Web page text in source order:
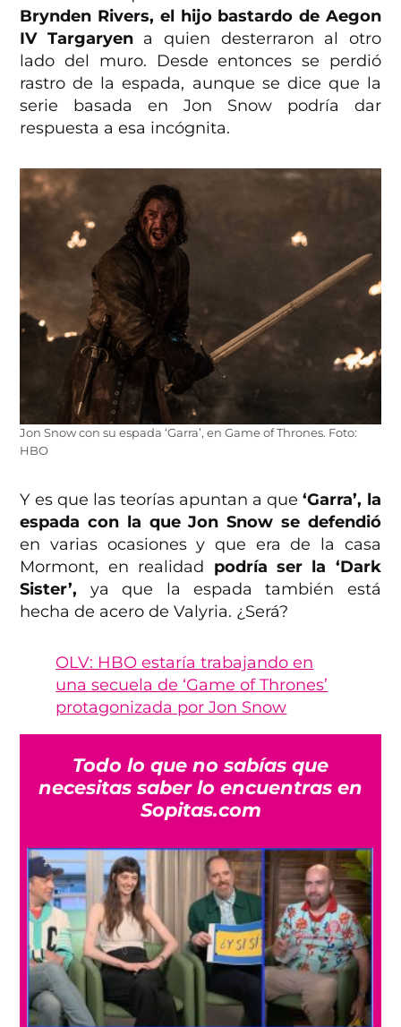
Brynden Rivers, el hijo bastardo de Aegon
IV Targaryena quien desterraron al otro
lado del muro. Desde entonces se perdió
rastro de la espada, aunque se dice que la
serie basada en Jon Snow podría dar
respuesta a esa incógnita.
Jon Snow con su espada ‘Garra’, en Game of Thrones. Foto:
HBO
Y es que las teorías apuntan a que‘Garra’, la
espada con la que Jon Snow se defendió
en varias ocasiones y que era de la casa
Mormont, en realidad podría ser la ‘Dark
Sister’, ya que la espada también está
hecha de acero de Valyria. ¿Será?
OLV: HBO estaría trabajando en
una secuela de ‘Game of Thrones’
protagonizada por Jon Snow
Todo lo que no sabías que
necesitas saber lo encuentras en
Sopitas.com